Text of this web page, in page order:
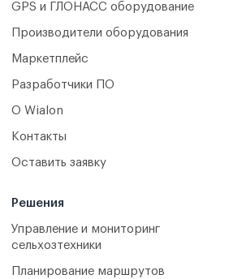
GPS и ГЛОНАСС оборудование
Производители оборудования
Маркетплейс
Разработчики ПО
О Wialon
Контакты
Оставить заявку
Решения
Управление и мониторинг
сельхозтехники
Планирование маршрутов